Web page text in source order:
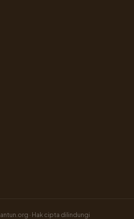
· Hak cipta dilindungi